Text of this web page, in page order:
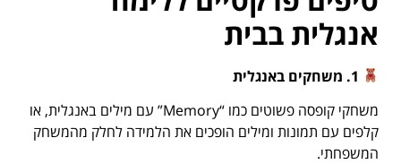
אנגלית בבית
משחקים באנגלית
משחקי קופסה פשוטים כמו “Memory” עם מילים באנגלית, או
קלפים עם תמונות ומילים הופכים את הלמידה לחלק מהמשחק
המשפחתי.